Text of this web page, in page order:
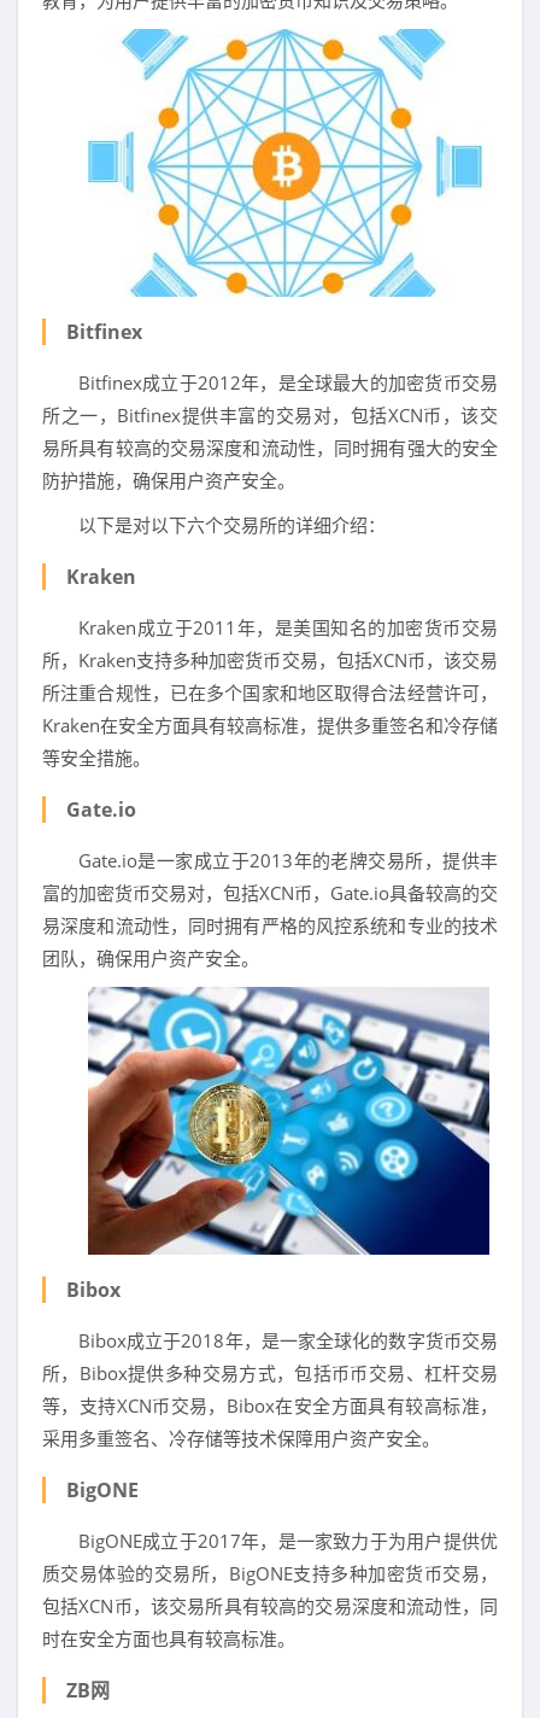
Bitfinex
Bitfinex成立于2012年，是全球最大的加密货币交易
所之一，Bitfinex提供丰富的交易对，包括XCN币，该交
易所具有较高的交易深度和流动性，同时拥有强大的安全
防护措施，确保用户资产安全。
以下是对以下六个交易所的详细介绍：
Kraken
Kraken成立于2011年，是美国知名的加密货币交易
所，Kraken支持多种加密货币交易，包括XCN币，该交易
所注重合规性，已在多个国家和地区取得合法经营许可，
Kraken在安全方面具有较高标准，提供多重签名和冷存储
等安全措施。
Gate.io
Gate.io是一家成立于2013年的老牌交易所，提供丰
富的加密货币交易对，包括XCN币，Gate.io具备较高的交
易深度和流动性，同时拥有严格的风控系统和专业的技术
团队，确保用户资产安全。
Bibox
Bibox成立于2018年，是一家全球化的数字货币交易
所，Bibox提供多种交易方式，包括币币交易、杠杆交易
等，支持XCN币交易，Bibox在安全方面具有较高标准，
采用多重签名、冷存储等技术保障用户资产安全。
BigONE
BigONE成立于2017年，是一家致力于为用户提供优
质交易体验的交易所，BigONE支持多种加密货币交易，
包括XCN币，该交易所具有较高的交易深度和流动性，同
时在安全方面也具有较高标准。
ZB网